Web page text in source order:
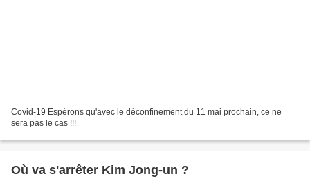
Covid-19 Espérons qu'avec le déconfinement du 11 mai prochain, ce ne
sera pas le cas !!!
Où va s'arrêter Kim Jong-un ?